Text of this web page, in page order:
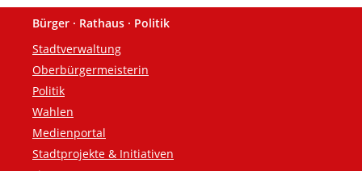
Fußzeile
Bürger · Rathaus · Politik
Stadtverwaltung
Oberbürgermeisterin
Politik
Wahlen
Medienportal
Stadtprojekte & Initiativen